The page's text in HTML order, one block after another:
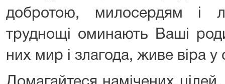
добротою, милосердям і
труднощі оминають Ваші
них мир і злагода, живе віра у